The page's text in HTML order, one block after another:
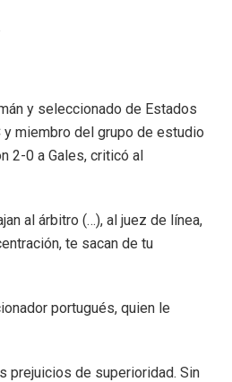
y seleccionado de Estados
y miembro del grupo de estudio
2-0 a Gales, criticó al
al árbitro (…), al juez de línea,
te sacan de tu
portugués, quien le
prejuicios de superioridad. Sin